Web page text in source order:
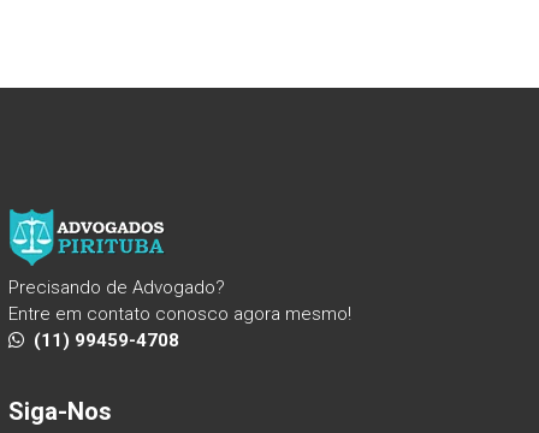
Precisando de Advogado?
Entre em contato conosco agora mesmo!
(11) 99459-4708
Siga-Nos